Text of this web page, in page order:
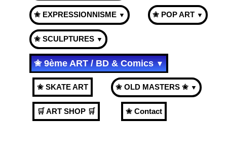
✬ EXPRESSIONNISME ▼ ✬ POP ART ▼
✬ SCULPTURES ▼
✬ 9ème ART / BD & Comics▼
✬ SKATE ART ✬ OLD MASTERS ✬ ▼
🛒 ART SHOP 🛒 ✬ Contact